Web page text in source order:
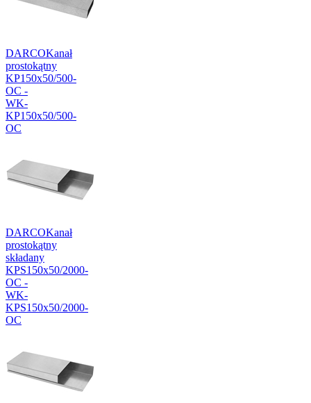
DARCOKanał
prostokątny
KP150x50/500-
OC -
WK-
KP150x50/500-
OC
DARCOKanał
prostokątny
składany
KPS150x50/2000-
OC -
WK-
KPS150x50/2000-
OC